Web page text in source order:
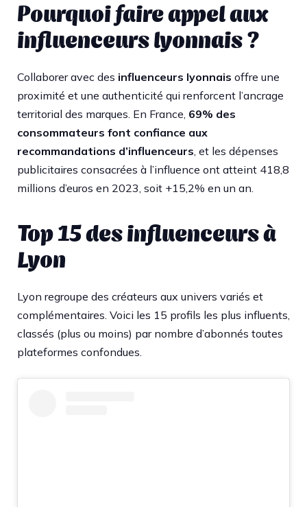
Pourquoi faire appel aux
influenceurs lyonnais ?
Collaborer avec des influenceurs lyonnais offre une
proximité et une authenticité qui renforcent l’ancrage
territorial des marques. En France, 69% des
consommateurs font confiance aux
recommandations d’influenceurs, et les dépenses
publicitaires consacrées à l’influence ont atteint 418,8
millions d’euros en 2023, soit +15,2% en un an.
Top 15 des influenceurs à
Lyon
Lyon regroupe des créateurs aux univers variés et
complémentaires. Voici les 15 profils les plus influents,
classés (plus ou moins) par nombre d’abonnés toutes
plateformes confondues.